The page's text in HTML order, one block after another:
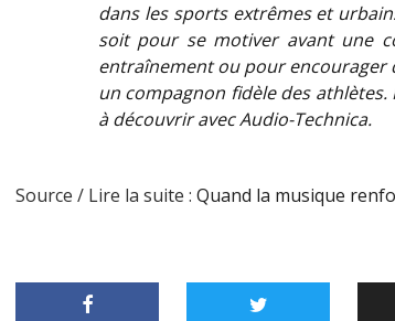
dans les sports extrêmes et
soit pour se motiver avant une
entraînement ou pour encourager
un compagnon fidèle des
à découvrir avec Audio-Technica.
Source / Lire la suite : Quand la musique